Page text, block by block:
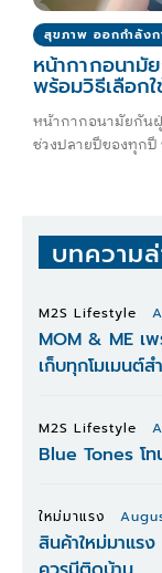
สุขภาพ ออกกำลังก
หน้ากากอนามั
พร้อมวิธีเลือก
หน้ากากอนามัยกันฝุ่
ช่วงปลายปีของทุก
บทความ
M2S Lifestyle
MOM & ME เ
เก็บทุกโมเมนต์
M2S Lifestyle
Blue Tones โ
ใหม่มาแรง
สินค้าใหม่มาแร